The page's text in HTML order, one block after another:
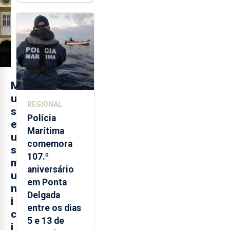
M
u
s
e
u
s
m
u
n
i
c
i
contraditória"
sobre
evolução
turística
REGIONAL
Polícia
Marítima
comemora
107.º
aniversário
em Ponta
Delgada
entre os dias
5 e 13 de